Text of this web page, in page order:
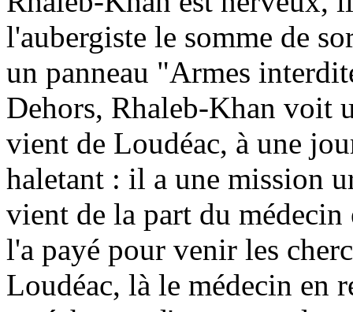
l'aubergiste le somme de
un panneau "Armes
Dehors, Rhaleb-Khan voit
vient de Loudéac, à une
haletant : il a une mission
vient de la part du
l'a payé pour venir les
Loudéac, là le médecin en